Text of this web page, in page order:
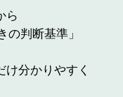
ら
判断基準」
分かりやすく